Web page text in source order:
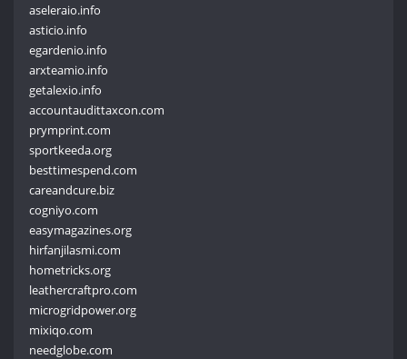
aseleraio.info
asticio.info
egardenio.info
arxteamio.info
getalexio.info
accountaudittaxcon.com
prymprint.com
sportkeeda.org
besttimespend.com
careandcure.biz
cogniyo.com
easymagazines.org
hirfanjilasmi.com
hometricks.org
leathercraftpro.com
microgridpower.org
mixiqo.com
needglobe.com